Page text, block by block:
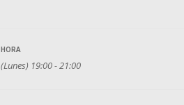
HORA
(Lunes) 19:00 - 21:00